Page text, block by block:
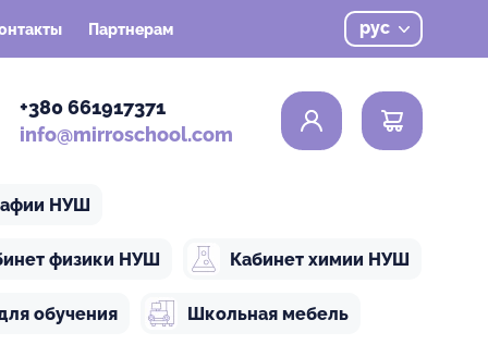
Партнерам рус
+380 661917371
info@mirroschool.com
0
НУШ
физики НУШ Кабинет химии НУШ
обучения Школьная мебель